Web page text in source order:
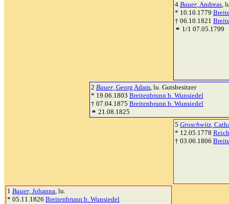
4 Bauer, Andreas,
* 10.10.1779
† 06.10.1821
⚭ 1/1 07.05.1799
2 Bauer, Georg Adam, lu. Gutsbesitzer
* 19.06.1803 Breitenbrunn b. Wunsiedel
† 07.04.1875 Breitenbrunn b. Wunsiedel
⚭ 21.08.1825
5 Groschwitz,
* 12.05.1778
† 03.06.1806
1 Bauer, Johanna, lu.
* 05.11.1826 Breitenbrunn b. Wunsiedel